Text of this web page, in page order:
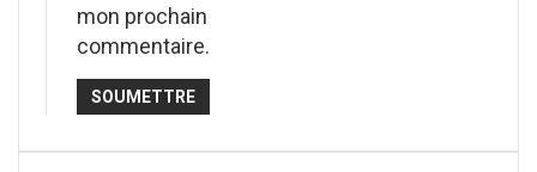
mon prochain
commentaire.